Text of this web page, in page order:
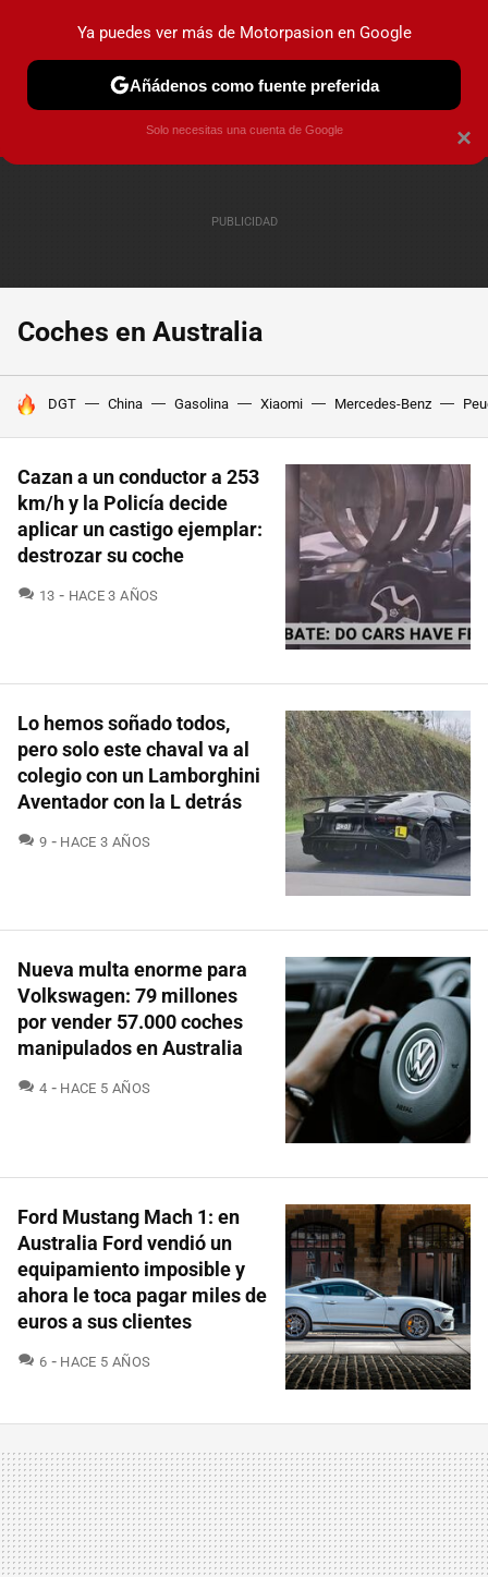
PRUEBAS COCHES ELÉCTRICOS OBSERVATORIO
Coches en Australia
HOY SE HABLA DE
DGT China Gasolina Xiaomi Mercedes-Benz
Cazan a un conductor a 253
km/h y la Policía decide
aplicar un castigo ejemplar:
destrozar su coche
13 COMENTARIOS
HACE 3 AÑOS
Lo hemos soñado todos,
pero solo este chaval va al
colegio con un Lamborghini
Aventador con la L detrás
9 COMENTARIOS
HACE 3 AÑOS
Nueva multa enorme para
Volkswagen: 79 millones
por vender 57.000 coches
manipulados en Australia
4 COMENTARIOS
HACE 5 AÑOS
Ford Mustang Mach 1: en
Australia Ford vendió un
equipamiento imposible y
ahora le toca pagar miles de
euros a sus clientes
6 COMENTARIOS
HACE 5 AÑOS
×
Ya puedes ver más de Motorpasion en Google
Añádenos como fuente preferida
Solo necesitas una cuenta de Google